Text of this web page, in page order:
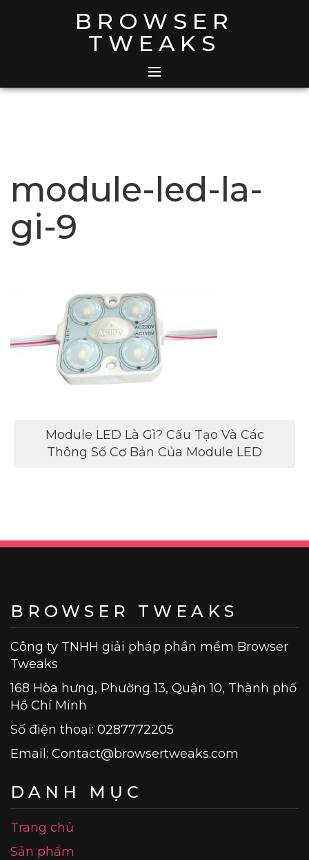
BROWSER
TWEAKS
module-led-la-
gi-9
Điều
hướng
Module LED Là Gì? Cấu Tạo Và Các
Thông Số Cơ Bản Của Module LED
BROWSER TWEAKS
Công ty TNHH giải pháp phần mềm Browser
Tweaks
168 Hòa hưng, Phường 13, Quận 10, Thành phố
Hồ Chí Minh
Số điện thoại: 0287772205
Email: Contact@browsertweaks.com
DANH MỤC
Trang chủ
Sản phẩm